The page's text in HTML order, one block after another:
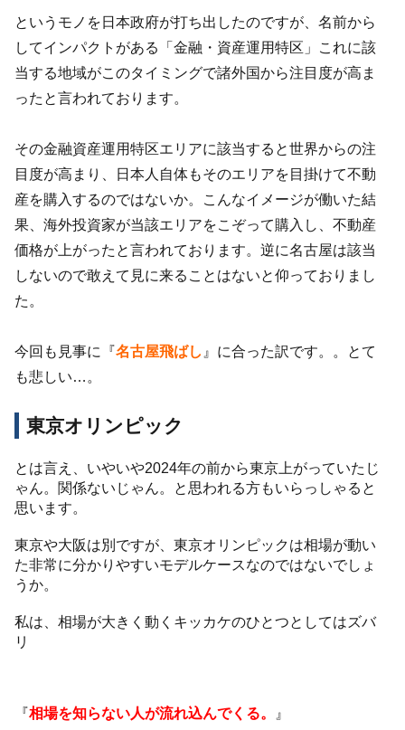
というモノを日本政府が打ち出したのですが、名前から
してインパクトがある「金融・資産運用特区」これに該
当する地域がこのタイミングで諸外国から注目度が高ま
ったと言われております。
その金融資産運用特区エリアに該当すると世界からの注
目度が高まり、日本人自体もそのエリアを目掛けて不動
産を購入するのではないか。こんなイメージが働いた結
果、海外投資家が当該エリアをこぞって購入し、不動産
価格が上がったと言われております。逆に名古屋は該当
しないので敢えて見に来ることはないと仰っておりまし
た。
今回も見事に『名古屋飛ばし 』に合った訳です。。とて
も悲しい…。
東京オリンピック
とは言え、いやいや2024年の前から東京上がっていたじ
ゃん。関係ないじゃん。と思われる方もいらっしゃると
思います。
東京や大阪は別ですが、東京オリンピックは相場が動い
た非常に分かりやすいモデルケースなのではないでしょ
うか。
私は、相場が大きく動くキッカケのひとつとしてはズバ
リ
『相場を知らない人が流れ込んでくる。 』